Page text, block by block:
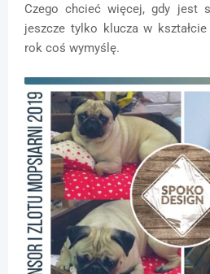
Czego chcieć więcej, gdy jest
jeszcze tylko klucza w
rok coś wymyślę.